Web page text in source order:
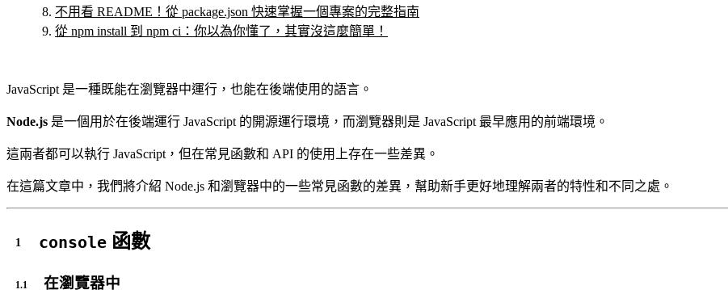
不用看 README！從 package.json 快速掌握一個專案的完整指南
從 npm install 到 npm ci：你以為你懂了，其實沒這麼簡單！
JavaScript 是一種既能在瀏覽器中運行，也能在後端使用的語言。
Node.js 是一個用於在後端運行 JavaScript 的開源運行環境，而瀏覽器則是 JavaScript 最早應用的前端環境。
這兩者都可以執行 JavaScript，但在常見函數和 API 的使用上存在一些差異。
在這篇文章中，我們將介紹 Node.js 和瀏覽器中的一些常見函數的差異，幫助新手更好地理解兩者的特性和不同之處。
console 函數
在瀏覽器中